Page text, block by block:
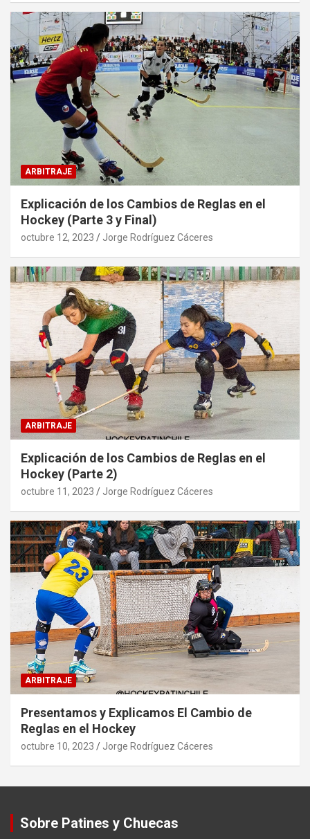
ARBITRAJE
Explicación de los Cambios de Reglas en el
Hockey (Parte 3 y Final)
octubre 12, 2023 Jorge Rodríguez Cáceres
ARBITRAJE
Explicación de los Cambios de Reglas en el
Hockey (Parte 2)
octubre 11, 2023 Jorge Rodríguez Cáceres
ARBITRAJE
Presentamos y Explicamos El Cambio de
Reglas en el Hockey
octubre 10, 2023 Jorge Rodríguez Cáceres
Sobre Patines y Chuecas